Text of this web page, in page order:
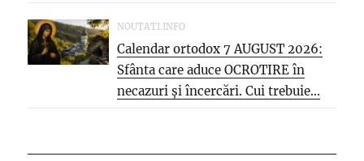
NOUTATI.INFO
Calendar ortodox 7 AUGUST 2026:
Sfânta care aduce OCROTIRE în
necazuri și încercări. Cui trebuie...